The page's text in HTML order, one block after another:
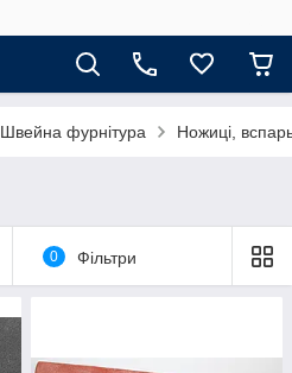
Швейна фурнітура Ножиці,
0 Фільтри